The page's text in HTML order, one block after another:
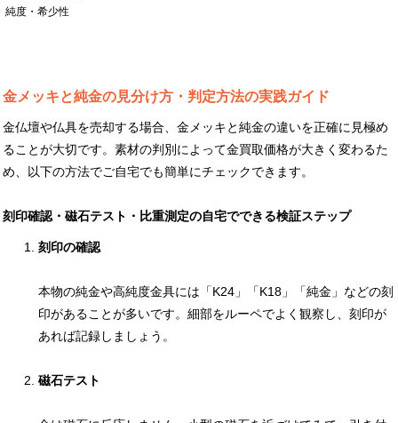
純度・希少性
金メッキと純金の見分け方・判定方法の実践ガイド
金仏壇や仏具を売却する場合、金メッキと純金の違いを正確に見極め
ることが大切です。素材の判別によって金買取価格が大きく変わるた
め、以下の方法でご自宅でも簡単にチェックできます。
刻印確認・磁石テスト・比重測定の自宅でできる検証ステップ
刻印の確認
本物の純金や高純度金具には「K24」「K18」「純金」などの刻
印があることが多いです。細部をルーペでよく観察し、刻印が
あれば記録しましょう。
磁石テスト